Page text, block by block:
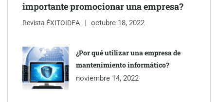
importante promocionar una empresa?
Revista ÉXITOIDEA octubre 18, 2022
¿Por qué utilizar una empresa de
mantenimiento informático?
noviembre 14, 2022